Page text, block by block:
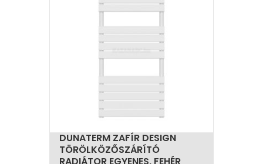
DUNATERM ZAFÍR DESIGN
TÖRÖLKÖZŐSZÁRÍTÓ